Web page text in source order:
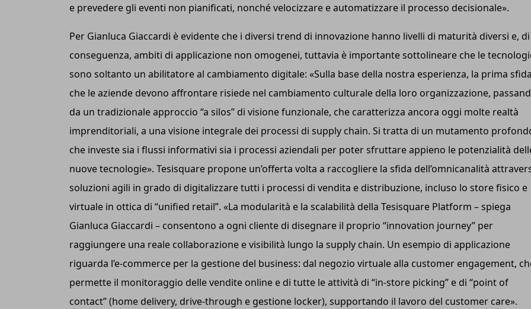
e prevedere gli eventi non pianificati, nonché velocizzare e automatizzare il processo decisionale».
Per Gianluca Giaccardi è evidente che i diversi trend di innovazione hanno livelli di maturità diversi e, di
conseguenza, ambiti di applicazione non omogenei, tuttavia è importante sottolineare che le
sono soltanto un abilitatore al cambiamento digitale: «Sulla base della nostra esperienza, la prima
che le aziende devono affrontare risiede nel cambiamento culturale della loro organizzazione,
da un tradizionale approccio “a silos” di visione funzionale, che caratterizza ancora oggi molte realtà
imprenditoriali, a una visione integrale dei processi di supply chain. Si tratta di un mutamento
che investe sia i flussi informativi sia i processi aziendali per poter sfruttare appieno le potenzialità
nuove tecnologie». Tesisquare propone un’offerta volta a raccogliere la sfida dell’omnicanalità
soluzioni agili in grado di digitalizzare tutti i processi di vendita e distribuzione, incluso lo store fisico e
virtuale in ottica di “unified retail”. «La modularità e la scalabilità della Tesisquare Platform – spiega
Gianluca Giaccardi – consentono a ogni cliente di disegnare il proprio “innovation journey” per
raggiungere una reale collaborazione e visibilità lungo la supply chain. Un esempio di applicazione
riguarda l’e-commerce per la gestione del business: dal negozio virtuale alla customer engagement,
permette il monitoraggio delle vendite online e di tutte le attività di “in-store picking” e di “point of
contact” (home delivery, drive-through e gestione locker), supportando il lavoro del customer care».